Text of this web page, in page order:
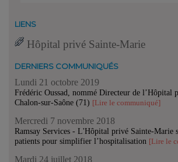
LIENS
Hôpital privé Sainte-Marie
DERNIERS COMMUNIQUÉS
Lundi 21 octobre 2019
Frédéric Oussad, nommé Directeur de l’Hôpital
Chalon-sur-Saône (71) [Lire le communiqué]
Mercredi 7 novembre 2018
Ramsay Services - L'Hôpital privé Sainte-Marie
patients pour simplifier l’hospitalisation [Lire le
Mardi 24 juillet 2018